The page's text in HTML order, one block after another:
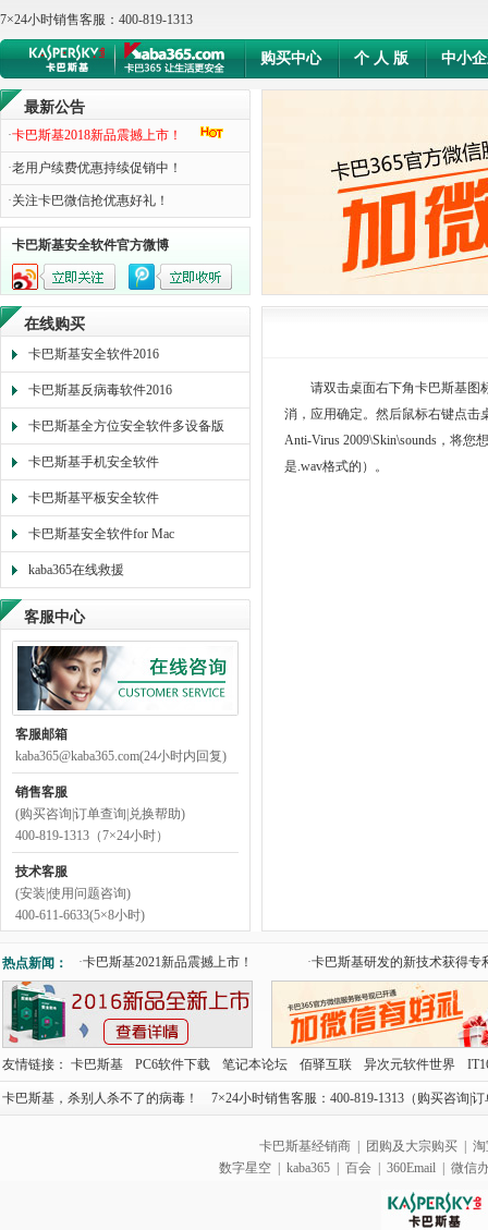
7×24小时销售客服：400-819-1313
购买中心 个 人 版 中小
最新公告
·卡巴斯基2018新品震撼上市！
·老用户续费优惠持续促销中！
·关注卡巴微信抢优惠好礼！
卡巴斯基安全软件官方微博
在线购买
卡巴斯基安全软件2016
卡巴斯基反病毒软件2016
卡巴斯基全方位安全软件多设备版
卡巴斯基手机安全软件
卡巴斯基平板安全软件
卡巴斯基安全软件for Mac
kaba365在线救援
客服中心
客服邮箱
kaba365@kaba365.com(24小时内回复)
销售客服
(购买咨询|订单查询|兑换帮助)
400-819-1313（7×24小时）
技术客服
(安装|使用问题咨询)
400-611-6633(5×8小时)
请双击桌面右下角卡巴斯基图
消，应用确定。然后鼠标右键点击
Anti-Virus 2009\Skin\sounds，将
是.wav格式的）。
热点新闻： ·卡巴斯基2021新品震撼上市！ ·卡巴斯基研发的新技术获得专
友情链接： 卡巴斯基 PC6软件下载 笔记本论坛 佰驿互联 异次元软件世界
卡巴斯基，杀别人杀不了的病毒！ 7×24小时销售客服：400-819-1313（购买咨询|
卡巴斯基经销商 团购及大宗购买
数字星空
kaba365 百会 360Email 微信